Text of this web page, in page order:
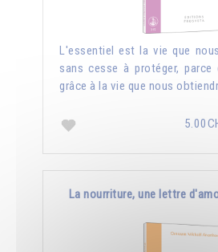
L'essentiel est la vie que
sans cesse à protéger,
grâce à la vie que nous
La nourriture, une lettre